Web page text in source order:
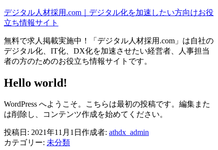
コ
ン
ン
ツ
へ
キ
プ
デジタル人材採用.com｜デジタル化を加速したい方向けお役
立ち情報サイト
無料で求人掲載実施中！「デジタル人材採用.com」は自社の
デジタル化、IT化、DX化を加速させたい経営者、人事担当
者の方のためのお役立ち情報サイトです。
Hello world!
WordPress へようこそ。こちらは最初の投稿です。編集また
は削除し、コンテンツ作成を始めてください。
投稿日: 2021年11月1日 作成者: athdx_admin
カテゴリー: 未分類